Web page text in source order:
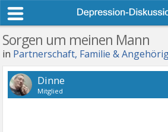
Sorgen um meinen Mann
in Partnerschaft, Familie &
Dinne
Mitglied